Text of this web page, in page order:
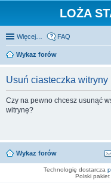
LOŻA
Więcej… FAQ
Wykaz forów
Usuń ciasteczka witryny
Czy na pewno chcesz usunąć
witrynę?
Wykaz forów
Technologię dostarcza
Polski